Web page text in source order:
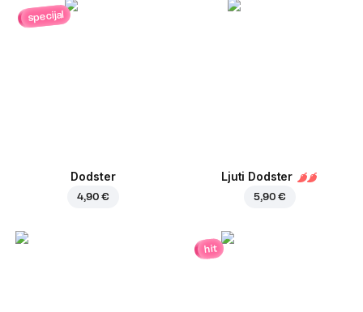
specijal
Dodster
4,90 €
Ljuti Dodster
5,90 €
hit